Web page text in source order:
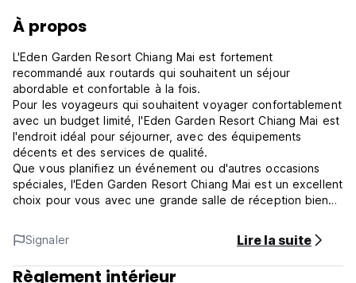
À propos
L'Eden Garden Resort Chiang Mai est fortement
recommandé aux routards qui souhaitent un séjour
abordable et confortable à la fois.
Pour les voyageurs qui souhaitent voyager confortablement
avec un budget limité, l'Eden Garden Resort Chiang Mai est
l'endroit idéal pour séjourner, avec des équipements
décents et des services de qualité.
Que vous planifiez un événement ou d'autres occasions
spéciales, l'Eden Garden Resort Chiang Mai est un excellent
choix pour vous avec une grande salle de réception bien
Il propose des chambres avec WiFi gratuit et des chambres
confortables. Climatisées, toutes les chambres confortables
sont dotées d'un mobilier en bois, d'une télévision par
câble à écran plat et d'un réfrigérateur. La salle de bains
Signaler Lire la suite
Règlement intérieur